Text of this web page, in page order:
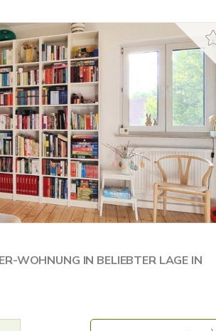
WOHNUNG IN BELIEBTER LAGE IN